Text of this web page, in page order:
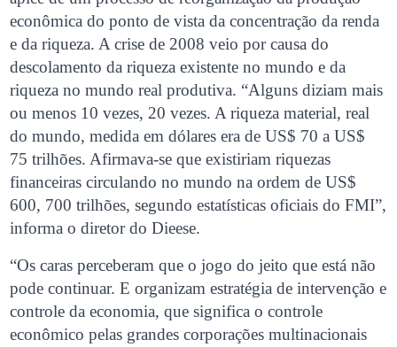
econômica do ponto de vista da concentração da renda
e da riqueza. A crise de 2008 veio por causa do
descolamento da riqueza existente no mundo e da
riqueza no mundo real produtiva. “Alguns diziam mais
ou menos 10 vezes, 20 vezes. A riqueza material, real
do mundo, medida em dólares era de US$ 70 a US$
75 trilhões. Afirmava-se que existiriam riquezas
financeiras circulando no mundo na ordem de US$
600, 700 trilhões, segundo estatísticas oficiais do FMI”,
informa o diretor do Dieese.
“Os caras perceberam que o jogo do jeito que está não
pode continuar. E organizam estratégia de intervenção e
controle da economia, que significa o controle
econômico pelas grandes corporações multinacionais